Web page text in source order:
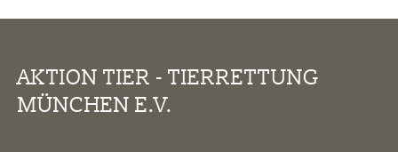
AKTION TIER - TIERRETTUNG
MÜNCHEN E.V.